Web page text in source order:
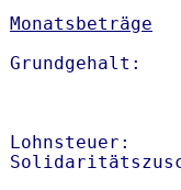
Monatsbeträge
Lohnsteuer: